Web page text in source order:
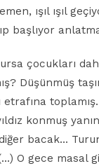
ışıl ışıl
başlıyor
çocukları
Düşünmüş
konmuş
bacak…
O gece masal